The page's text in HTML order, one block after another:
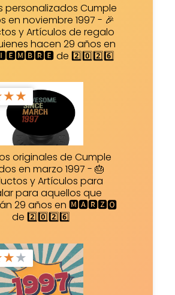
personalizados Cumple
en noviembre 1997 - 🎉
y Artículos de regalo
hacen 29 años en
de 2️⃣0️⃣2️⃣6️⃣
★★
originales de Cumple
en marzo 1997 - 🎂
y Artículos para
para aquellos que
29 años en 🅼🅰🆁🆉🅾
de 2️⃣0️⃣2️⃣6️⃣
★★